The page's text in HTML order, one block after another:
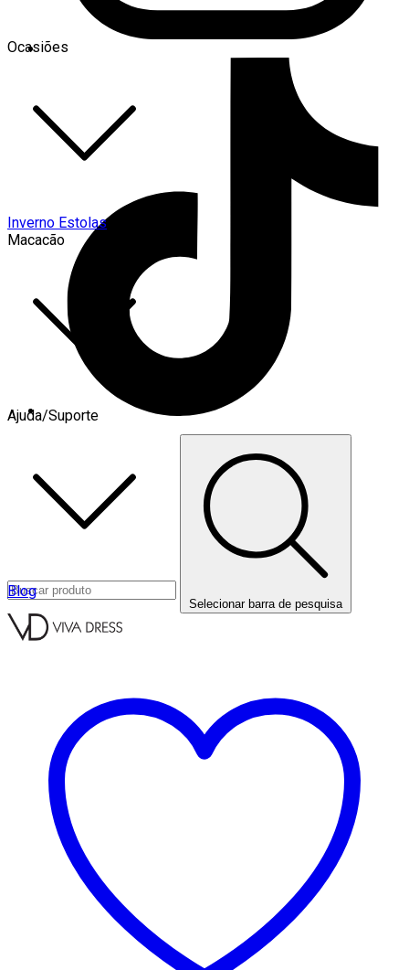
Ocasiões
Inverno Estolas
Macacão
Ajuda/Suporte
Blog
Selecionar barra de pesquisa